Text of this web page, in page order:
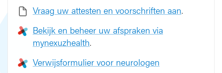
Vraag uw attesten en voorschriften aan.
Bekijk en beheer uw afspraken via
mynexuzhealth.
Verwijsformulier voor neurologen